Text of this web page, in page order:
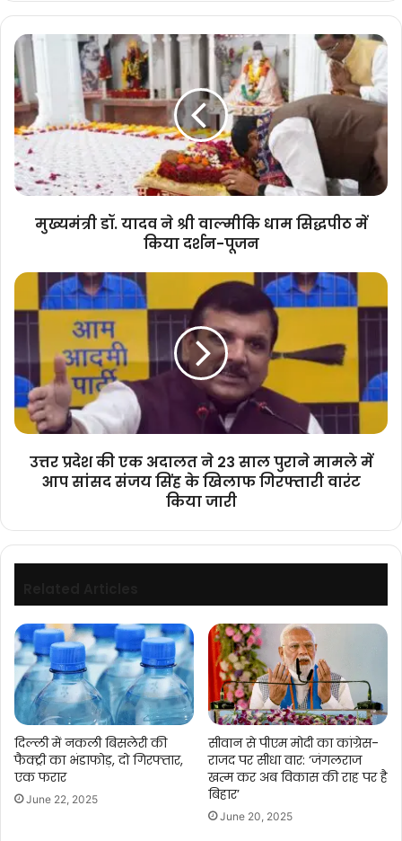
मुख्यमंत्री
डॉ.
यादव
ने
श्री
वाल्मीकि
धाम
सिद्धपीठ
में
दर्शन-मुख्यमंत्री डॉ. यादव ने श्री वाल्मीकि धाम सिद्धपीठ में
किया दर्शन-पूजन
उत्तर
ने
23
साल
पुराने
सिंह
के
किया
जारी
उत्तर प्रदेश की एक अदालत ने 23 साल पुराने मामले में
आप सांसद संजय सिंह के खिलाफ गिरफ्तारी वारंट
किया जारी
दिल्ली में नकली बिसलेरी की
फैक्ट्री का भंडाफोड़, दो गिरफ्तार,
एक फरार
June 22, 2025
सीवान से पीएम मोदी का कांग्रेस-
राजद पर सीधा वार: ‘जंगलराज
खत्म कर अब विकास की राह पर है
बिहार’
June 20, 2025